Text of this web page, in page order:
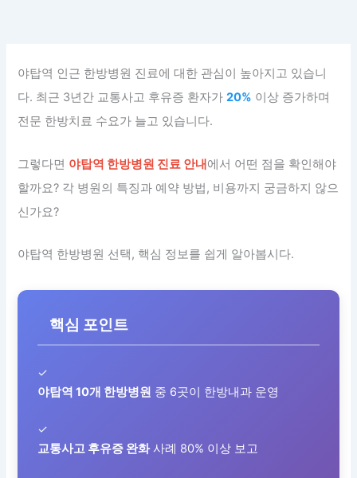
야탑역 인근 한방병원 진료에 대한 관심이 높아지고 있습니
다. 최근 3년간 교통사고 후유증 환자가20% 이상 증가하며
전문 한방치료 수요가 늘고 있습니다.
그렇다면 야탑역 한방병원 진료 안내에서 어떤 점을 확인해야
할까요? 각 병원의 특징과 예약 방법, 비용까지 궁금하지 않으
신가요?
야탑역 한방병원 선택, 핵심 정보를 쉽게 알아봅시다.
핵심 포인트
✓
야탑역 10개 한방병원 중 6곳이 한방내과 운영
✓
교통사고 후유증 완화사례 80% 이상 보고